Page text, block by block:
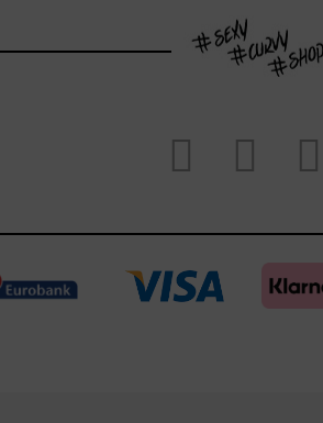
Visit
page
Visit